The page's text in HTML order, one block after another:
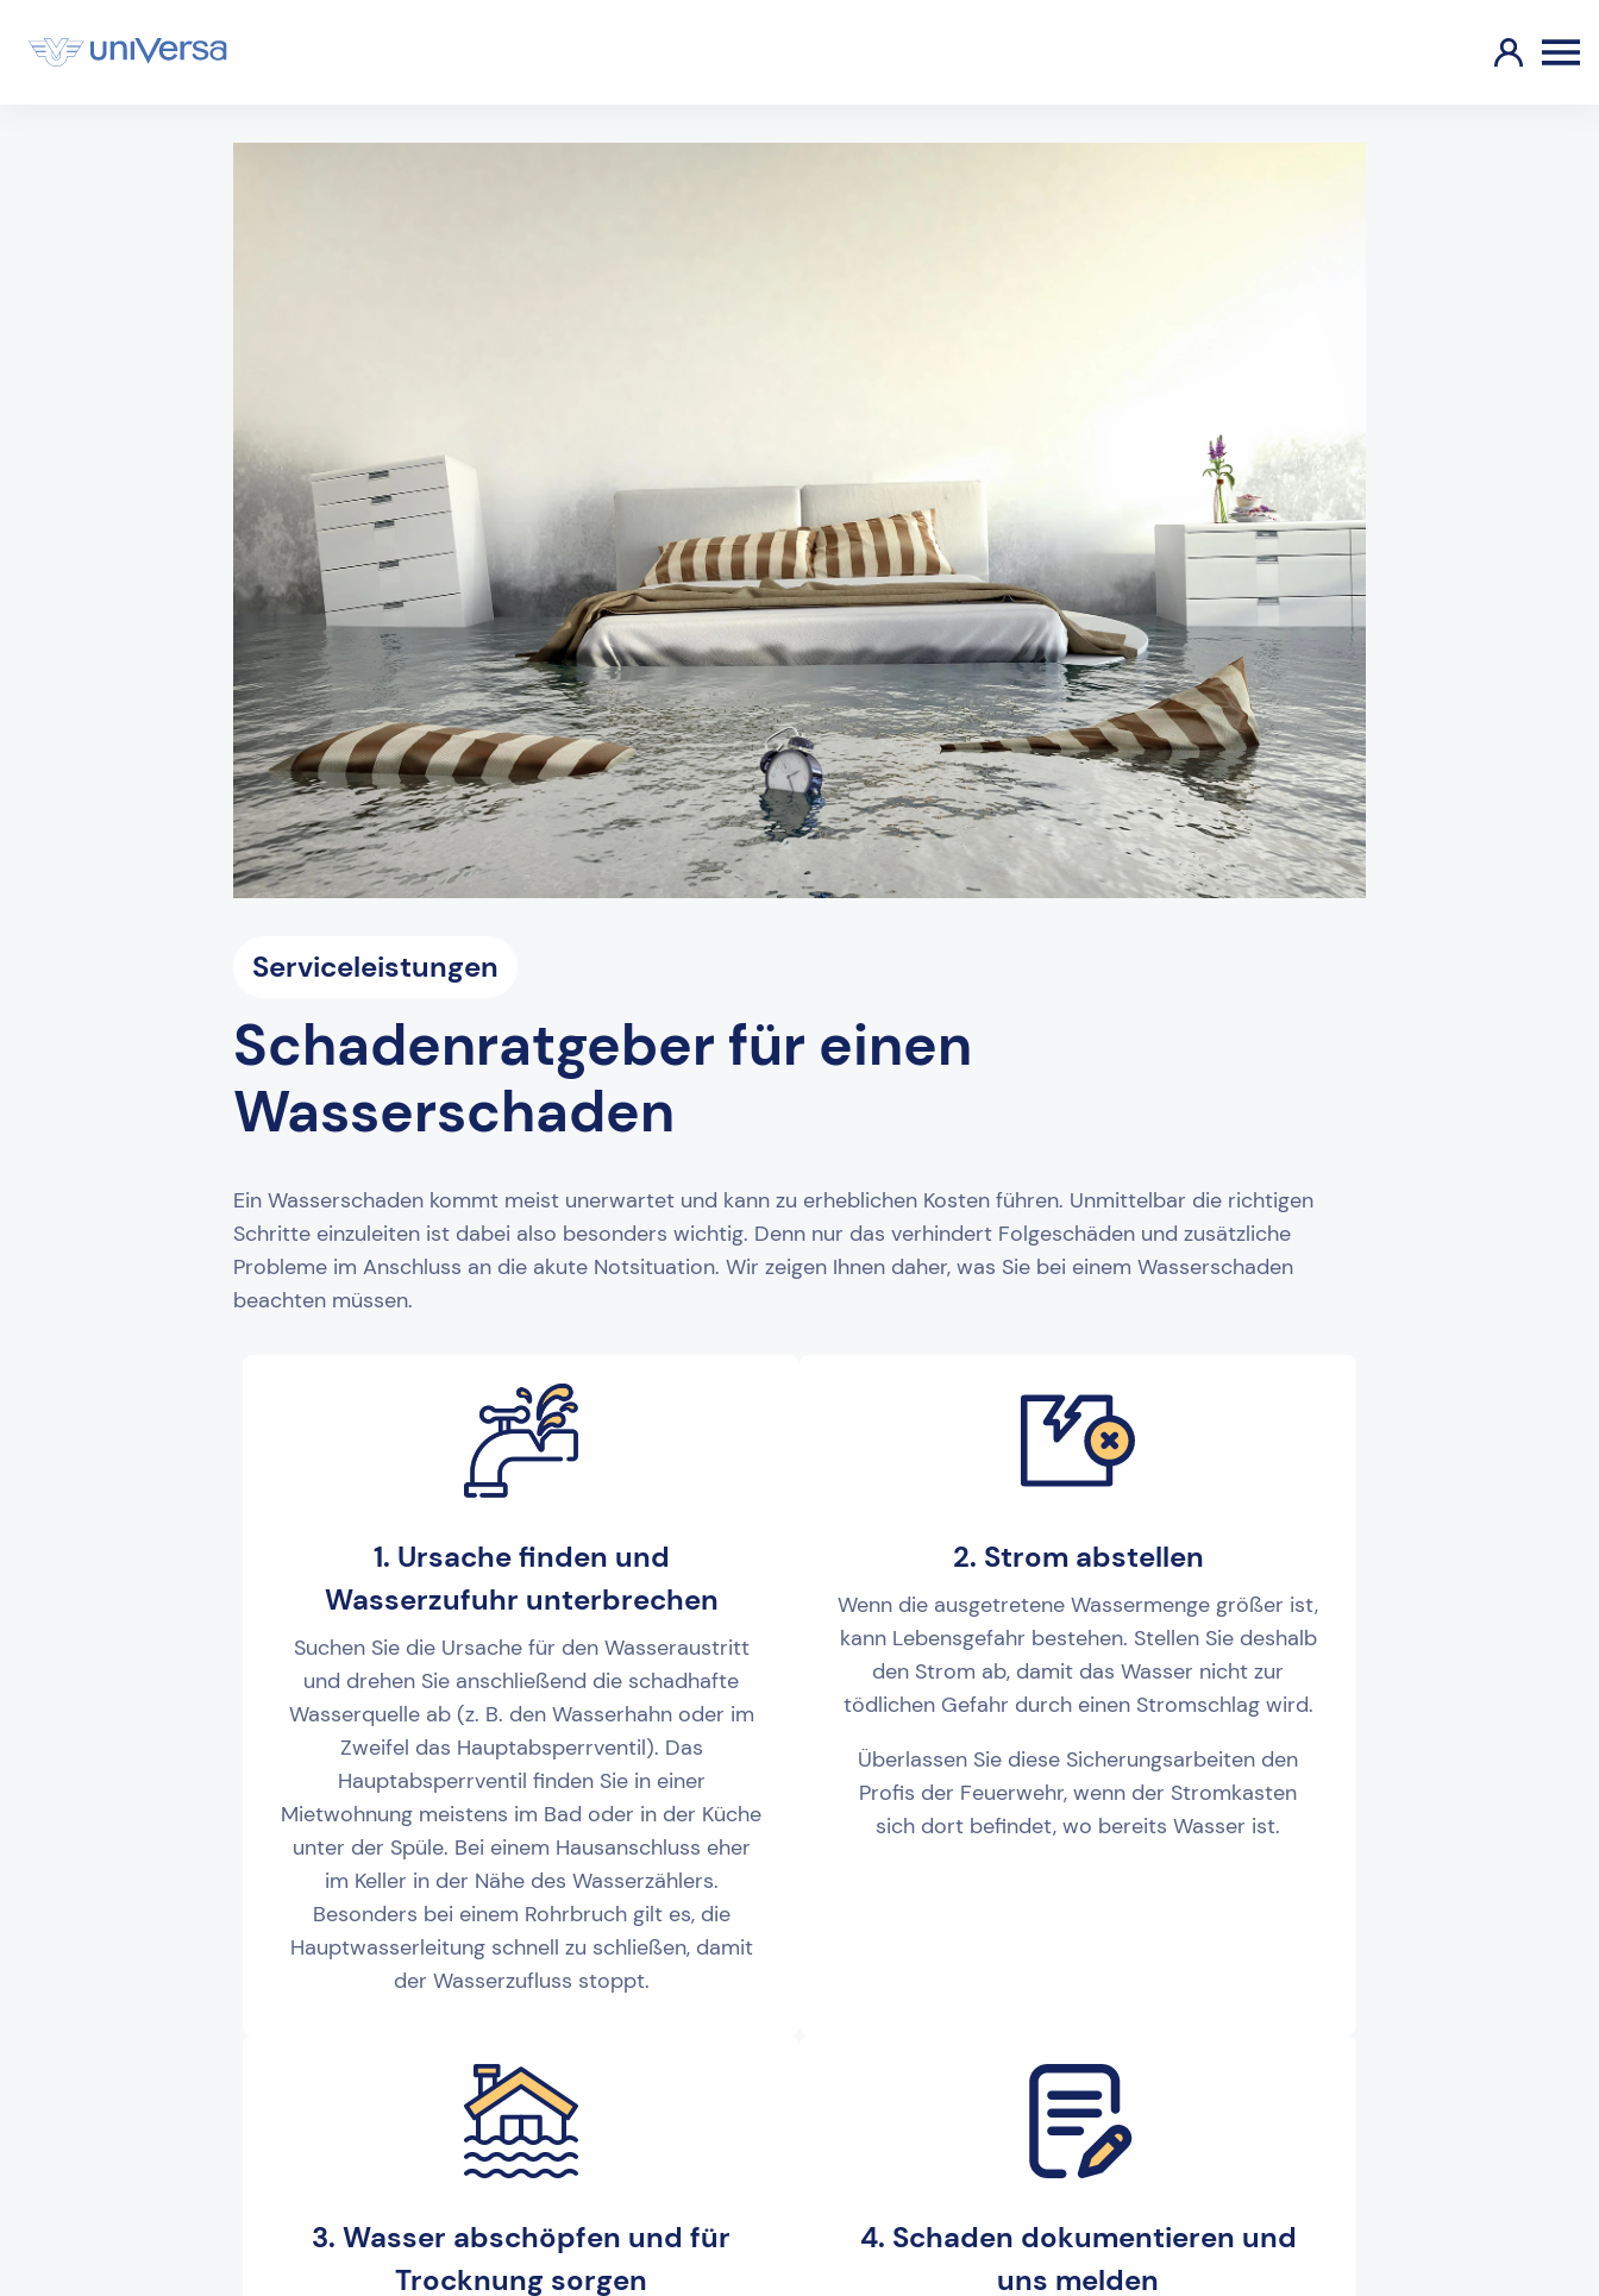
Serviceleistungen
Schadenratgeber für einen
Wasserschaden
Ein Wasserschaden kommt meist unerwartet und kann zu erheblichen Kosten führen. Unmittelbar die richtigen
Schritte einzuleiten ist dabei also besonders wichtig. Denn nur das verhindert Folgeschäden und zusätzliche
Probleme im Anschluss an die akute Notsituation. Wir zeigen Ihnen daher, was Sie bei einem Wasserschaden
beachten müssen.
1. Ursache finden und
Wasserzufuhr unterbrechen
Suchen Sie die Ursache für den Wasseraustritt
und drehen Sie anschließend die schadhafte
Wasserquelle ab (z. B. den Wasserhahn oder im
Zweifel das Hauptabsperrventil). Das
Hauptabsperrventil finden Sie in einer
Mietwohnung meistens im Bad oder in der Küche
unter der Spüle. Bei einem Hausanschluss eher
im Keller in der Nähe des Wasserzählers.
Besonders bei einem Rohrbruch gilt es, die
Hauptwasserleitung schnell zu schließen, damit
der Wasserzufluss stoppt.
2. Strom abstellen
Wenn die ausgetretene Wassermenge größer ist,
kann Lebensgefahr bestehen. Stellen Sie deshalb
den Strom ab, damit das Wasser nicht zur
tödlichen Gefahr durch einen Stromschlag wird.
Überlassen Sie diese Sicherungsarbeiten den
Profis der Feuerwehr, wenn der Stromkasten
sich dort befindet, wo bereits Wasser ist.
3. Wasser abschöpfen und für
Trocknung sorgen
4. Schaden dokumentieren und
uns melden